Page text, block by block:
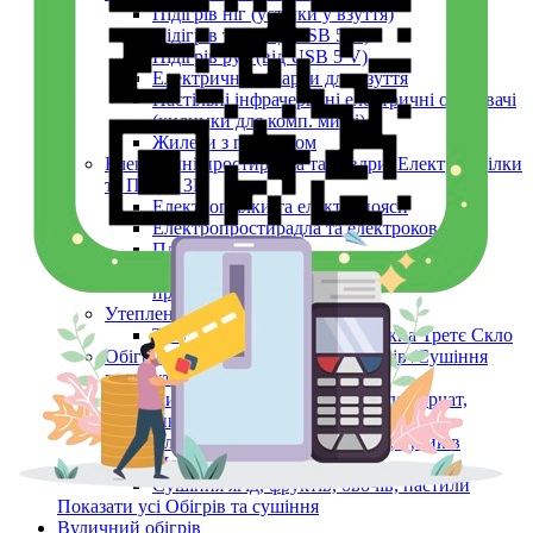
Підігрів ніг (устілки у взуття)
Підігрів тіла (від USB 5 V)
Підігрів рук (від USB 5 V)
Електричні сушарки для взуття
Настільні інфрачервоні електричні обігрівачі
(килимки для комп. миші)
Жилети з підігрівом
Електричні простирадла та ковдри, Електро-грілки
та Пледи 3D
Електрогрілки та електропояси
Електропростирадла та електроковдри
Пледи 3D
Автомобільні грілки та ковдри від
прикурювача
Утеплення вікон
Теплозберігаюча плівка на вікна Третє Скло
Обігрів розсади, інкубаторів, вуликів /Сушіння
продуктів
Килимки мати з підігрівом для курчат,
інкубаторів, розсади
Електричний обігрівач бджіл, вуликів
Monocrystal
Сушіння ягід, фруктів, овочів, пастили
Показати усі Обігрів та сушіння
Вуличний обігрів